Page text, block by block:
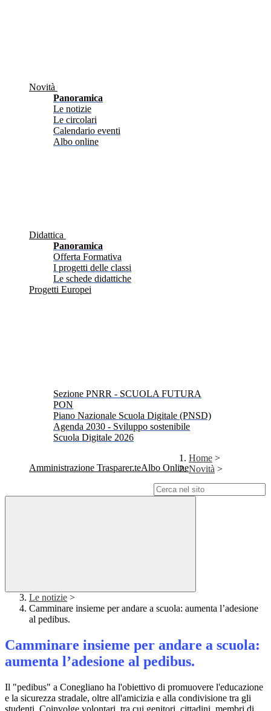
Novità
Panoramica
Le notizie
Le circolari
Calendario eventi
Albo online
Didattica
Panoramica
Offerta Formativa
I progetti delle classi
Le schede didattiche
Progetti Europei
Sezione PNRR - SCUOLA FUTURA
PON
Piano Nazionale Scuola Digitale (PNSD)
Agenda 2030 - Sviluppo sostenibile
Scuola Digitale 2026
Amministrazione TrasparenteAlbo Online
Home >
Novità >
Le notizie >
Camminare insieme per andare a scuola: aumenta l’adesione
al pedibus.
Camminare insieme per andare a scuola:
aumenta l’adesione al pedibus.
Il "pedibus" a Conegliano ha l'obiettivo di promuovere l'educazione
e la sicurezza stradale, oltre all'amicizia e alla condivisione tra gli